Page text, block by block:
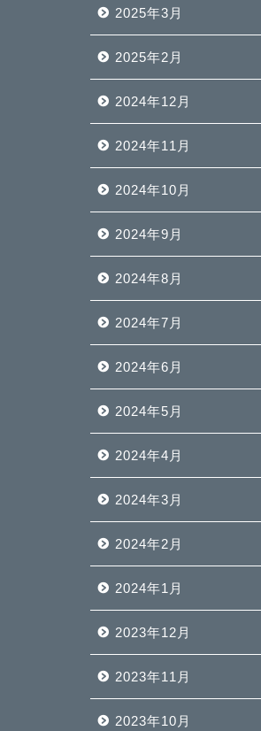
2025年3月
2025年2月
2024年12月
2024年11月
2024年10月
2024年9月
2024年8月
2024年7月
2024年6月
2024年5月
2024年4月
2024年3月
2024年2月
2024年1月
2023年12月
2023年11月
2023年10月